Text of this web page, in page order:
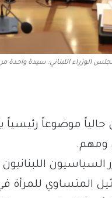
الوزراء اللبناني: سيدة واحدة من أصل
موضوعاً رئيسياً
ومهم.
السياسيون
المتساوي للمرأة